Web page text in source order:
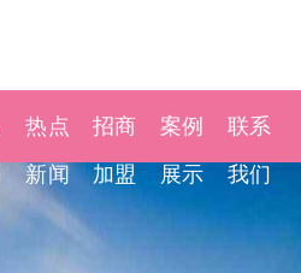
热点
新闻
招商
加盟
案例
展示
联系
我们